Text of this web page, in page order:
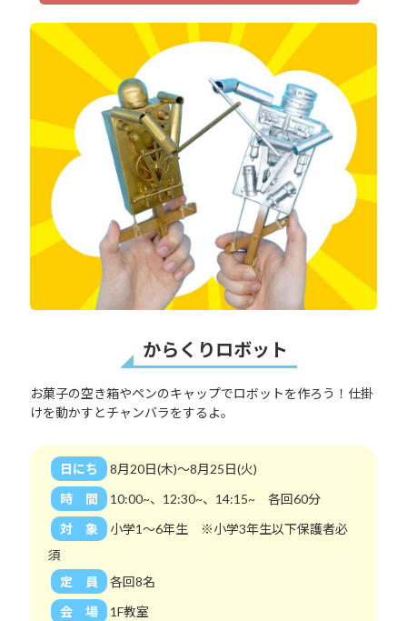
からくりロボット
お菓子の空き箱やペンのキャップでロボットを作ろう！仕掛
けを動かすとチャンバラをするよ。
日にち
8月20日(木)～8月25日(火)
時 間
10:00~、12:30~、14:15~ 各回60分
対 象
小学1～6年生 ※小学3年生以下保護者必
須
定 員
各回8名
会 場
1F教室